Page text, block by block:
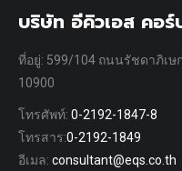
บริษัท อีคิวเอส คอร์
ที่อยู่: 599/104 ถนนรัชดาภิเษ
10900
โทรศัพท์: 0-2192-1847-8
โทรสาร:0-2192-1849
อีเมล: consultant@eqs.co.th